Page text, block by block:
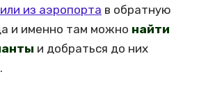
из аэропорта в обратную
и именно там можно найти
и добраться до них